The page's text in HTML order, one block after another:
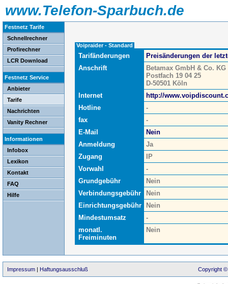
www.Telefon-Sparbuch.de
Festnetz Tarife
Schnellrechner
Profirechner
LCR Download
Festnetz Service
Anbieter
Tarife
Nachrichten
Vanity Rechner
Informationen
Infobox
Lexikon
Kontakt
FAQ
Hilfe
Voipraider - Standard
Tarifänderungen
Preisänderungen der
Anschrift
Betamax GmbH & Co. KG
Postfach 19 04 25
D-50501 Köln
Internet
http://
Hotline
-
fax
-
E-Mail
Nein
Anmeldung
Ja
Zugang
IP
Vorwahl
-
Grundgebühr
Nein
Verbindungsgebühr
Nein
Einrichtungsgebühr
Nein
Mindestumsatz
-
monatl.
Freiminuten
Nein
Impressum | Haftungsausschluß Copyright ©